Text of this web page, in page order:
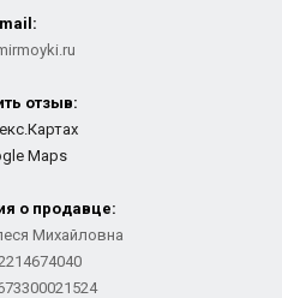
отзыв:
Maps
о продавце:
Михайловна